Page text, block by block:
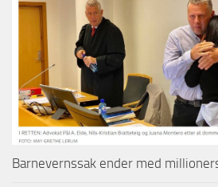
Barnevernssak ender med